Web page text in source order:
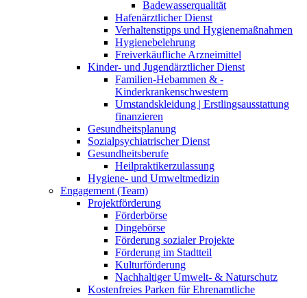
Badewasserqualität
Hafenärztlicher Dienst
Verhaltenstipps und Hygienemaßnahmen
Hygienebelehrung
Freiverkäufliche Arzneimittel
Kinder- und Jugendärztlicher Dienst
Familien-Hebammen & -
Kinderkrankenschwestern
Umstandskleidung | Erstlingsausstattung
finanzieren
Gesundheitsplanung
Sozialpsychiatrischer Dienst
Gesundheitsberufe
Heilpraktikerzulassung
Hygiene- und Umweltmedizin
Engagement (Team)
Projektförderung
Förderbörse
Dingebörse
Förderung sozialer Projekte
Förderung im Stadtteil
Kulturförderung
Nachhaltiger Umwelt- & Naturschutz
Kostenfreies Parken für Ehrenamtliche